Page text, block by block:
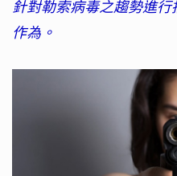
針對勒索病毒之趨勢進
作為。